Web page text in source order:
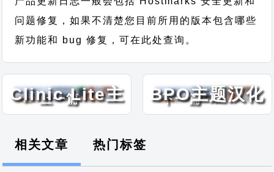
问题修复，如果不清楚您目前所用的版本包含哪些
新功能和 bug 修复，可在此处查询。
← 上一篇
Medical
Clinic Lite主
下一篇 →
Call Center
BPO主题汉化
相关文章 热门标签